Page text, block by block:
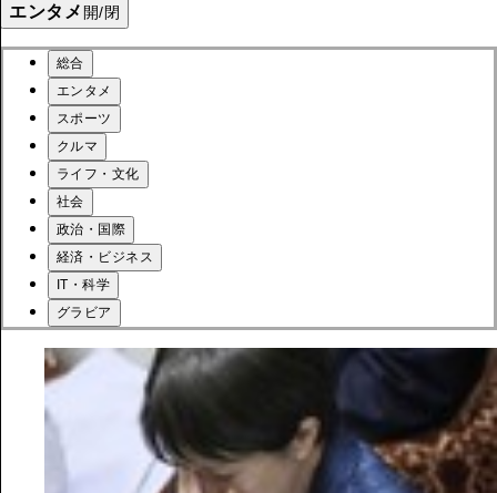
エンタメ 開/閉
総合
エンタメ
スポーツ
クルマ
ライフ・文化
社会
政治・国際
経済・ビジネス
IT・科学
グラビア